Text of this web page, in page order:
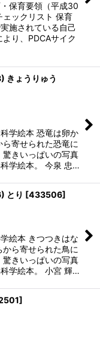
保育要領（平成30
ックリスト 保育
施されている自己
り、PDCAサイク
きょうりゅう
学絵本 恐竜は卵か
寄せられた恐竜に
きいっぱいの写真
学絵本。 今泉 忠…
とり [433506]
絵本 きつつきはな
ら寄せられた鳥に
きいっぱいの写真
学絵本。 小宮 輝…
]